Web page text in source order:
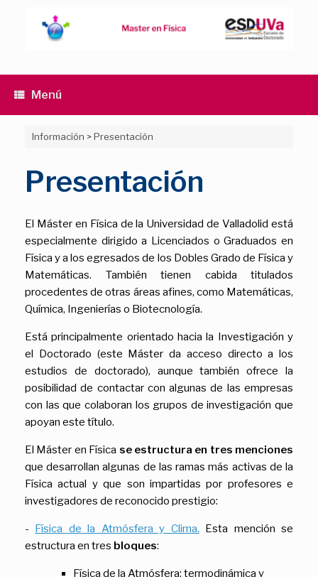
Menú
Información >Presentación
Presentación
El Máster en Física de la Universidad de Valladolid está
especialmente dirigido a Licenciados o Graduados en
Física y a los egresados de los Dobles Grado de Física y
Matemáticas. También tienen cabida titulados
procedentes de otras áreas afines, como Matemáticas,
Química, Ingenierías o Biotecnología.
Está principalmente orientado hacia la Investigación y
el Doctorado (este Máster da acceso directo a los
estudios de doctorado), aunque también ofrece la
posibilidad de contactar con algunas de las empresas
con las que colaboran los grupos de investigación que
apoyan este título.
El Máster en Física se estructura en tres menciones
que desarrollan algunas de las ramas más activas de la
Física actual y que son impartidas por profesores e
investigadores de reconocido prestigio:
- Física de la Atmósfera y Clima. Esta mención se
estructura en tres bloques:
Física de la Atmósfera: termodinámica y